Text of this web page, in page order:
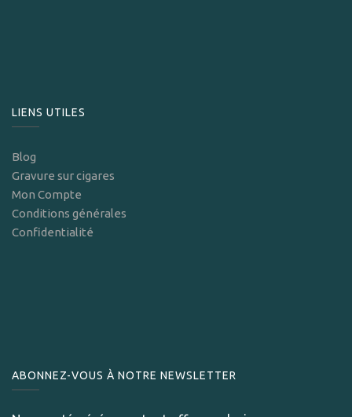
LIENS UTILES
Blog
Gravure sur cigares
Mon Compte
Conditions générales
Confidentialité
ABONNEZ-VOUS À NOTRE NEWSLETTER